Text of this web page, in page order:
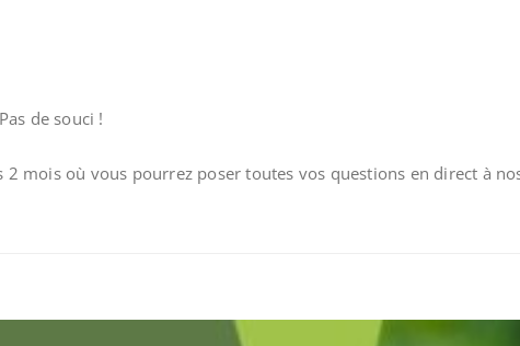
de souci !
mois où vous pourrez poser toutes vos questions en direct à